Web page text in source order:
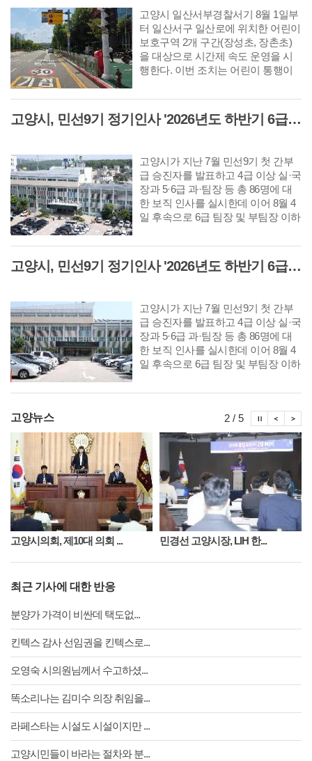
고양시 일산서부경찰서기 8월 1일부
터 일산서구 일산로에 위치한 어린이
보호구역 2개 구간(장성초, 장촌초)
을 대상으로 시간제 속도 운영을 시
행한다. 이번 조치는 어린이 통행이
일한 제한속도 적용으로 발생하는 운
전자 불편을 개선하고 원활한 교통흐
름을 확보하기 위해서 추진되었다.고양시, 민선9기 정기인사 '2026년도 하반기 6급 팀장 인사발령 사항'
고양시가 지난 7월 민선9기 첫 간부
급 승진자를 발표하고 4급 이상 실·국
장과 5·6급 과·팀장 등 총 86명에 대
한 보직 인사를 실시한데 이어 8월 4
일 후속으로 6급 팀장 및 부팀장 이하
음은 8월 10일자 6급 팀장 인사발령
사항이다.
고양시, 민선9기 정기인사 '2026년도 하반기 6급 부팀장 이하 인사발령 사항'
고양시가 지난 7월 민선9기 첫 간부
급 승진자를 발표하고 4급 이상 실·국
장과 5·6급 과·팀장 등 총 86명에 대
한 보직 인사를 실시한데 이어 8월 4
일 후속으로 6급 팀장 및 부팀장 이하
음은 8월 10일자 6급 부팀장 이하 인
고양뉴스
고양시의회, 제10대 의회 ... 민경선 고양시장, LIH 한...
2 / 5 시
시정뉴
최근 기사에 대한 반응
분양가 가격이 비싼데 택도없...
킨텍스 감사 선임권을 킨텍스로...
오영숙 시의원님께서 수고하셨...
똑소리나는 김미수 의장 취임을...
라페스타는 시설도 시설이지만 ...
고양시민들이 바라는 절차와 분...